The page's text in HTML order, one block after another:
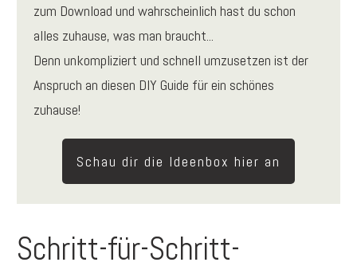
zum Download und wahrscheinlich hast du schon
alles zuhause, was man braucht...
Denn unkompliziert und schnell umzusetzen ist der
Anspruch an diesen DIY Guide für ein schönes
zuhause!
Schau dir die Ideenbox hier an
Schritt-für-Schritt-